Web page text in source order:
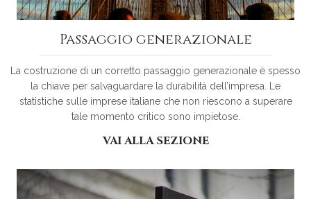
Passaggio generazionale
La costruzione di un corretto passaggio generazionale è spesso
la chiave per salvaguardare la durabilità dell’impresa. Le
statistiche sulle imprese italiane che non riescono a superare
tale momento critico sono impietose.
VAI ALLA SEZIONE